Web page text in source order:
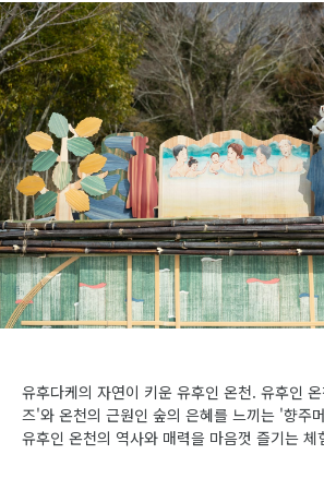
유후다케의 자연이 키운 유후인 온천. 유후인
즈'와 온천의 근원인 숲의 은혜를 느끼는 '향주
유후인 온천의 역사와 매력을 마음껏 즐기는 체